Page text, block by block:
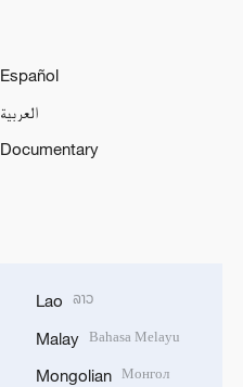
Español
العربية
Documentary
Lao ລາວ
Malay Bahasa Melayu
Mongolian Монгол